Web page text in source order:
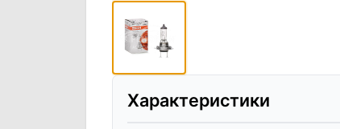
Характеристики